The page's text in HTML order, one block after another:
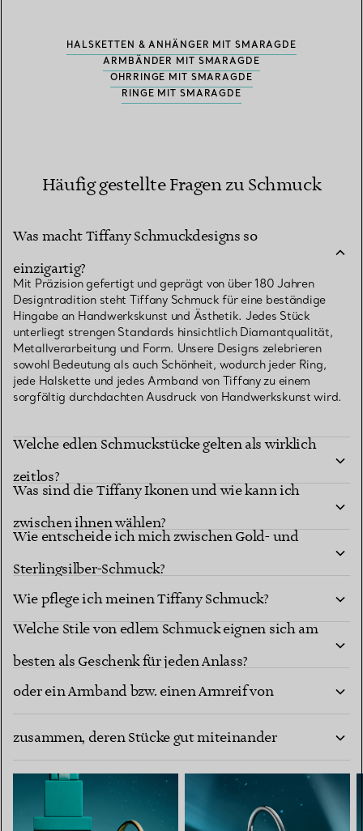
HALSKETTEN & ANHÄNGER MIT SMARAGDE
ARMBÄNDER MIT SMARAGDE
OHRRINGE MIT SMARAGDE
RINGE MIT SMARAGDE
Häufig gestellte Fragen zu Schmuck
Was macht Tiffany Schmuckdesigns so
einzigartig?
Mit Präzision gefertigt und geprägt von über 180 Jahren
Designtradition steht Tiffany Schmuck für eine beständige
Hingabe an Handwerkskunst und Ästhetik. Jedes Stück
unterliegt strengen Standards hinsichtlich Diamantqualität,
Metallverarbeitung und Form. Unsere Designs zelebrieren
sowohl Bedeutung als auch Schönheit, wodurch jeder Ring,
jede Halskette und jedes Armband von Tiffany zu einem
sorgfältig durchdachten Ausdruck von Handwerkskunst wird.
Welche edlen Schmuckstücke gelten als wirklich
zeitlos?
Was sind die Tiffany Ikonen und wie kann ich
zwischen ihnen wählen?
Wie entscheide ich mich zwischen Gold- und
Sterlingsilber-Schmuck?
Wie pflege ich meinen Tiffany Schmuck?
Welche Stile von edlem Schmuck eignen sich am
besten als Geschenk für jeden Anlass?
Wie finde ich die richtige Größe für einen Ring
oder ein Armband bzw. einen Armreif von
zusammen, deren Stücke gut miteinander
harmonieren?